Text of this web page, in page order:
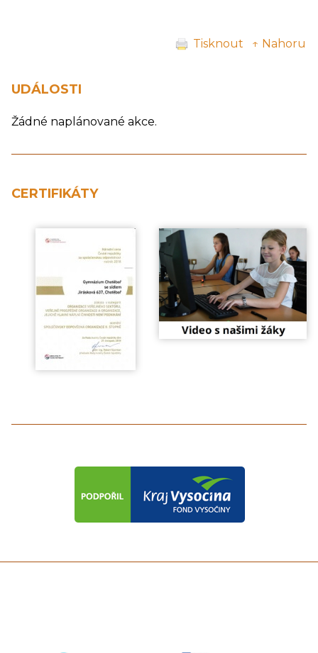
Tisknout ↑ Nahoru
UDÁLOSTI
Žádné naplánované akce.
CERTIFIKÁTY